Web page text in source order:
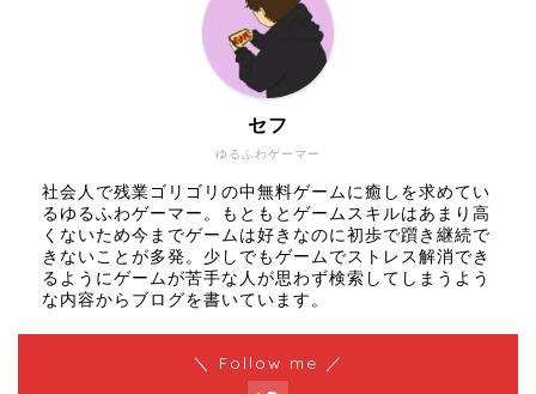
ゆるふわゲーマー
セフ
社会人で残業ゴリゴリの中無料ゲームに癒しを求めてい
るゆるふわゲーマー。もともとゲームスキルはあまり高
くないため今までゲームは好きなのに初歩で躓き継続で
きないことが多発。少しでもゲームでストレス解消でき
るようにゲームが苦手な人が思わず検索してしまうよう
な内容からブログを書いています。
＼ Follow me ／